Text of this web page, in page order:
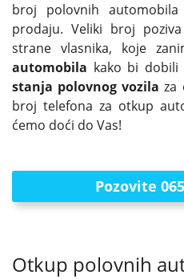
broj polovnih
prodaju. Veliki broj
strane vlasnika, koje
automobila kako bi dobili
stanja polovnog vozila za
broj telefona za otkup
ćemo doći do Vas!
Pozovite
Otkup polovnih